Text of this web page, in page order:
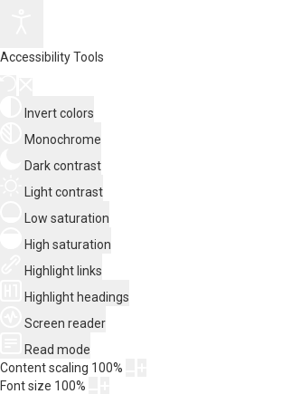
Accessibility Tools
Invert colors
Monochrome
Dark contrast
Light contrast
Low saturation
High saturation
Highlight links
Highlight headings
Screen reader
Read mode
Content scaling 100%
Font size 100%